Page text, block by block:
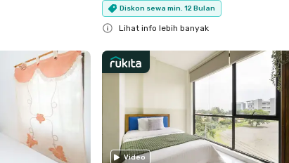
Diskon sewa min. 12 Bulan
Lihat info lebih banyak
Video